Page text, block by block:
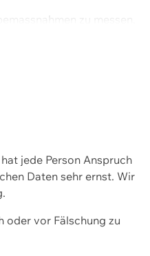
zu messen.
jede Person Anspruch
Daten sehr ernst. Wir
oder vor Fälschung zu